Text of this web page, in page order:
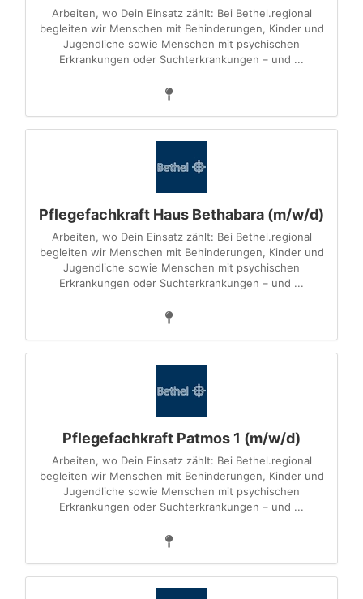
Arbeiten, wo Dein Einsatz zählt: Bei Bethel.regional
begleiten wir Menschen mit Behinderungen, Kinder und
Jugendliche sowie Menschen mit psychischen
Erkrankungen oder Suchterkrankungen – und ...
Pflegefachkraft Haus Bethabara (m/w/d)
Arbeiten, wo Dein Einsatz zählt: Bei Bethel.regional
begleiten wir Menschen mit Behinderungen, Kinder und
Jugendliche sowie Menschen mit psychischen
Erkrankungen oder Suchterkrankungen – und ...
Pflegefachkraft Patmos 1 (m/w/d)
Arbeiten, wo Dein Einsatz zählt: Bei Bethel.regional
begleiten wir Menschen mit Behinderungen, Kinder und
Jugendliche sowie Menschen mit psychischen
Erkrankungen oder Suchterkrankungen – und ...